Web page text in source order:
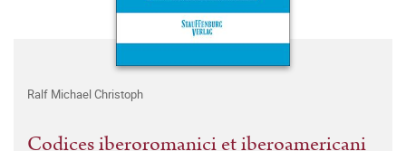
Ralf Michael Christoph
Codices iberoromanici et iberoamericani